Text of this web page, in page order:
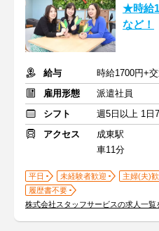
★時給
など！
給与
時給1700円+
雇用形態
派遣社員
シフト
週5日以上 1日
アクセス
成東駅
車11分
平日 未経験者歓迎 主婦(夫)
履歴書不要
株式会社スタッフサービスの求人一覧